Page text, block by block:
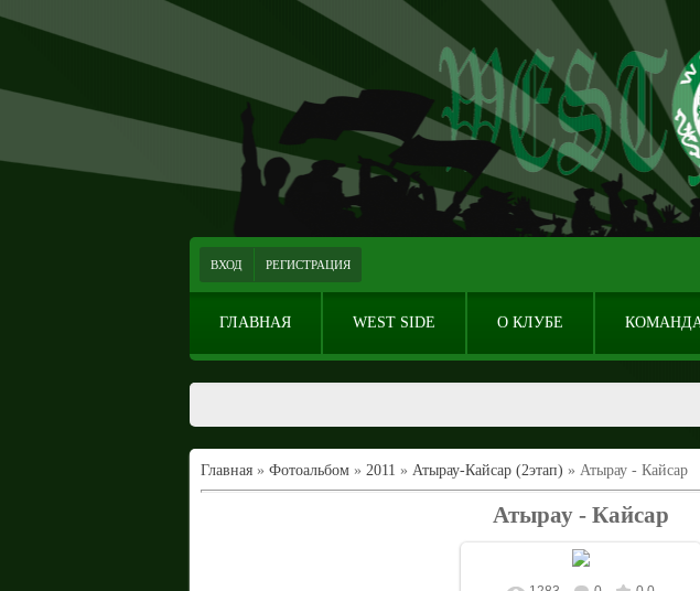
ВХОД РЕГИСТРАЦИЯ
ГЛАВНАЯ WEST SIDE О КЛУБЕ
Главная » Фотоальбом » 2011 » Атырау-Кайсар (2этап) » Атырау - Кайсар
Атырау - Кайсар